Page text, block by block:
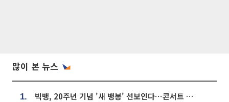
많이 본 뉴스
1. 빅뱅, 20주년 기념 '새 뱅봉' 선보인다⋯콘서트 앞두고 팝업 개최